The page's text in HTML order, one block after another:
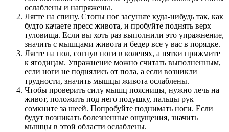
ослаблены и напряжены.
Лягте на спину. Стопы ног засуньте куда-нибудь так, как
будто качаете пресс живота, и пробуйте поднять верх
туловища. Если вы хоть раз выполнили это упражнение,
значить с мышцами живота и бедер все у вас в порядке.
Лягте на пол, согнув ноги в коленях, а пятки прижмите
к ягодицам. Упражнение можно считать выполненным,
если ноги не поднялись от пола, а если возникли
трудности, значить мышцы живота ослаблены.
Чтобы проверить силу мышц поясницы, нужно лечь на
живот, положить под него подушку, пальцы рук
сомкните за шеей. Попробуйте поднимать ноги. Если
будут возникать болезненные ощущения, значить
мышцы в этой области ослаблены.